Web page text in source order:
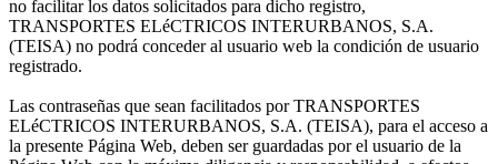
no facilitar los datos solicitados para dicho registro,
TRANSPORTES ELéCTRICOS INTERURBANOS, S.A.
(TEISA) no podrá conceder al usuario web la condición de usuario
registrado.
Las contraseñas que sean facilitados por TRANSPORTES
ELéCTRICOS INTERURBANOS, S.A. (TEISA), para el acceso a
la presente Página Web, deben ser guardadas por el usuario de la